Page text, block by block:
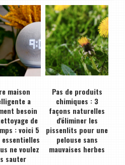
maison
a
besoin
de
: voici 5
essentielles
ne voulez
sauter
Pas de produits
chimiques : 3
façons naturelles
d'éliminer les
pissenlits pour une
pelouse sans
mauvaises herbes